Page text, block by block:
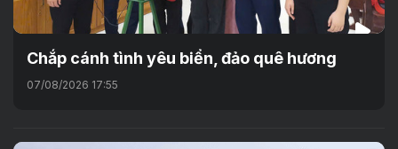
Chắp cánh tình yêu biển, đảo quê hương
07/08/2026 17:55